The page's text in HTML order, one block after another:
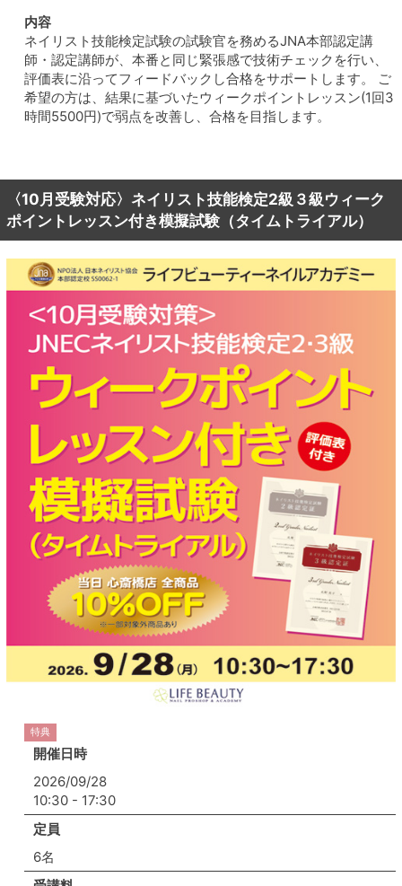
内容
ネイリスト技能検定試験の試験官を務めるJNA本部認定講
師・認定講師が、本番と同じ緊張感で技術チェックを行い、
評価表に沿ってフィードバックし合格をサポートします。 ご
希望の方は、結果に基づいたウィークポイントレッスン(1回3
時間5500円)で弱点を改善し、合格を目指します。
〈10月受験対応〉ネイリスト技能検定2級３級ウィーク
ポイントレッスン付き模擬試験（タイムトライアル）
特典
開催日時
2026/09/28
10:30 - 17:30
定員
6名